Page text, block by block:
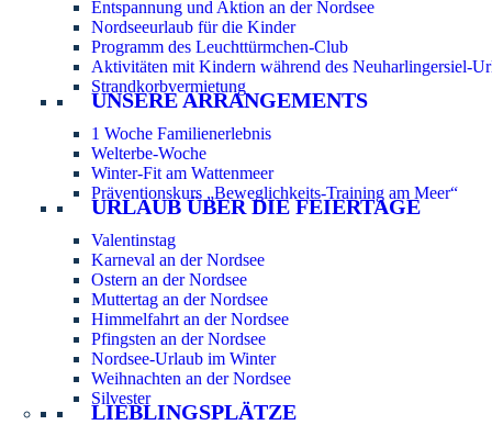
Entspannung und Aktion an der Nordsee
Nordseeurlaub für die Kinder
Programm des Leuchttürmchen-Club
Aktivitäten mit Kindern während des Neuharlingersiel-
Strandkorbvermietung
UNSERE ARRANGEMENTS
1 Woche Familienerlebnis
Welterbe-Woche
Winter-Fit am Wattenmeer
Präventionskurs „Beweglichkeits-Training am Meer“
URLAUB ÜBER DIE FEIERTAGE
Valentinstag
Karneval an der Nordsee
Ostern an der Nordsee
Muttertag an der Nordsee
Himmelfahrt an der Nordsee
Pfingsten an der Nordsee
Nordsee-Urlaub im Winter
Weihnachten an der Nordsee
Silvester
LIEBLINGSPLÄTZE